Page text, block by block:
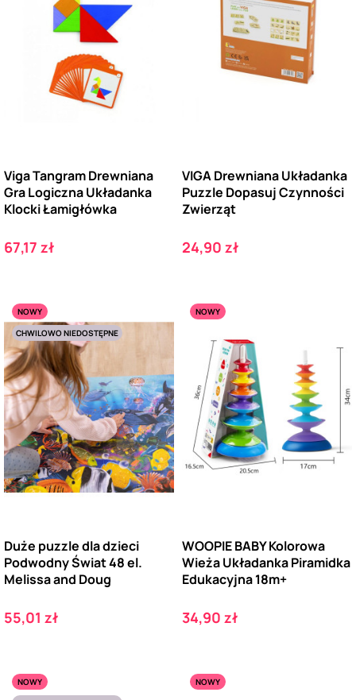
Viga Tangram Drewniana
Gra Logiczna Układanka
Klocki Łamigłówka
Cena
67,17 zł
VIGA Drewniana Układanka
Puzzle Dopasuj Czynności
Zwierząt
Cena
24,90 zł
NOWY
CHWILOWO NIEDOSTĘPNE
Duże puzzle dla dzieci
Podwodny Świat 48 el.
Melissa and Doug
Cena
55,01 zł
NOWY
WOOPIE BABY Kolorowa
Wieża Układanka Piramidka
Edukacyjna 18m+
Cena
34,90 zł
NOWY
NOWY